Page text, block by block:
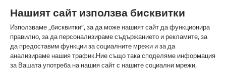
За сайта
Защита на данните
Използване на бисквитки
Карта на сайта
Информация за изхвърляне и приемане обратно
Нашият сайт използва бисквитки
Използваме „бисквитки“, за да може нашият сайт да функционира
правилно, за да персонализираме съдържанието и рекламите, за
да предоставим функции за социалните мрежи и за да
анализираме нашия трафик.Ние също така споделяме информация
за Вашата употреба на нашия сайт с нашите социални мрежи,